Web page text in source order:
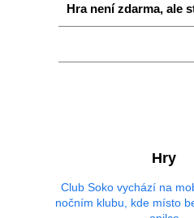
Hra není zdarma, ale
Hry
Club Soko vychází na
nočním klubu, kde místo